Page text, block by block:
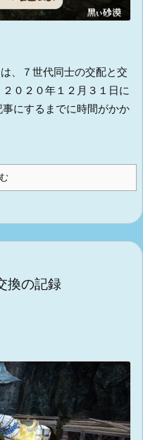
、７世代同士の交配と交
０２０年１２月３１日に
にするまでに時間がかか
換の記録